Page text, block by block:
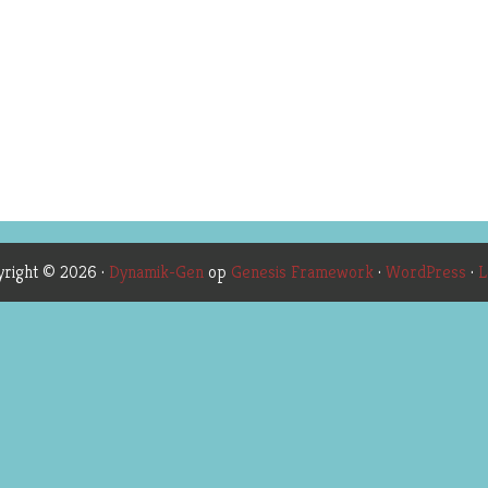
© 2026 · Dynamik-Genop Genesis Framework· WordPress ·